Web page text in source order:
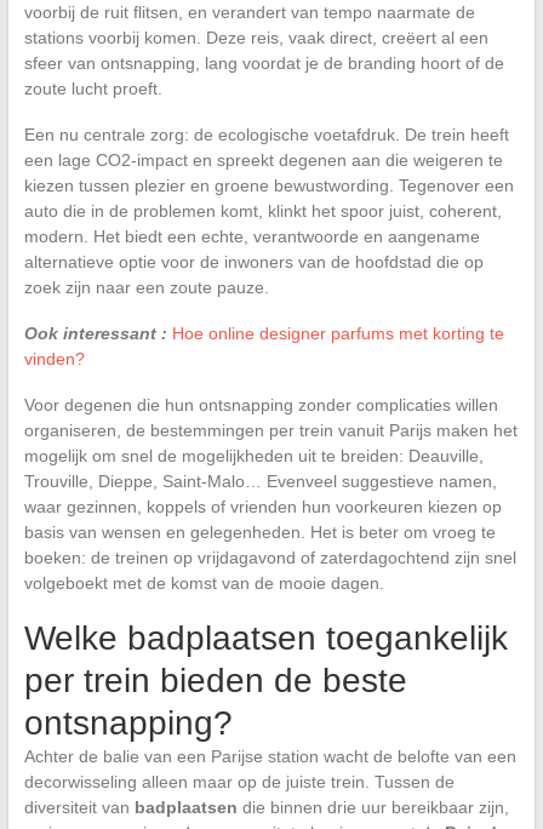
voorbij de ruit flitsen, en verandert van tempo naarmate de
stations voorbij komen. Deze reis, vaak direct, creëert al een
sfeer van ontsnapping, lang voordat je de branding hoort of de
zoute lucht proeft.
Een nu centrale zorg: de ecologische voetafdruk. De trein heeft
een lage CO2-impact en spreekt degenen aan die weigeren te
kiezen tussen plezier en groene bewustwording. Tegenover een
auto die in de problemen komt, klinkt het spoor juist, coherent,
modern. Het biedt een echte, verantwoorde en aangename
alternatieve optie voor de inwoners van de hoofdstad die op
zoek zijn naar een zoute pauze.
Ook interessant : Hoe online designer parfums met korting te
vinden?
Voor degenen die hun ontsnapping zonder complicaties willen
organiseren, de bestemmingen per trein vanuit Parijs maken het
mogelijk om snel de mogelijkheden uit te breiden: Deauville,
Trouville, Dieppe, Saint-Malo… Evenveel suggestieve namen,
waar gezinnen, koppels of vrienden hun voorkeuren kiezen op
basis van wensen en gelegenheden. Het is beter om vroeg te
boeken: de treinen op vrijdagavond of zaterdagochtend zijn snel
volgeboekt met de komst van de mooie dagen.
Welke badplaatsen toegankelijk
per trein bieden de beste
ontsnapping?
Achter de balie van een Parijse station wacht de belofte van een
decorwisseling alleen maar op de juiste trein. Tussen de
diversiteit van badplaatsen die binnen drie uur bereikbaar zijn,